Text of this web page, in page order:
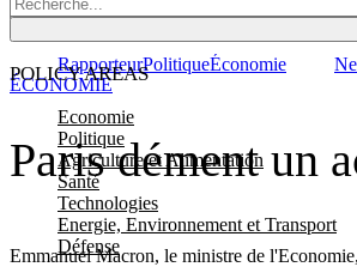
POLICY AREAS
Economie
Politique
Agriculture et Alimentation
Santé
Technologies
Energie, Environnement et Transport
Défense
RapporteurPolitiqueÉconomie
Paris dément un
Emmanuel Macron, le ministre de
ÉCONOMIE